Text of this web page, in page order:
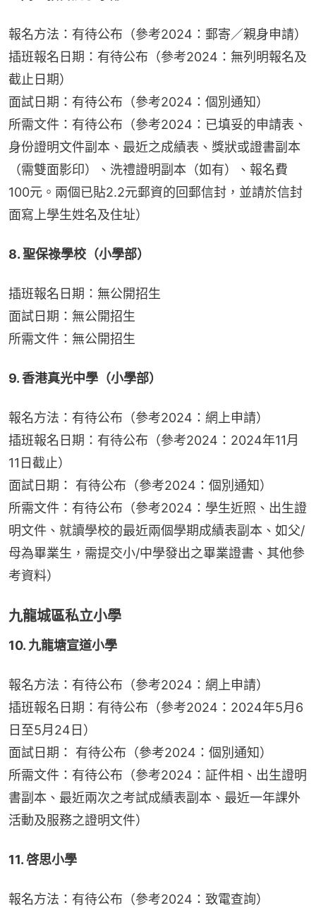
報名方法：有待公布（參考2024：郵寄／親身申請）
插班報名日期：有待公布（參考2024：無列明報名及
截止日期）
面試日期：有待公布（參考2024：個別通知）
所需文件：有待公布（參考2024：已填妥的申請表、
身份證明文件副本、最近之成績表、獎狀或證書副本
（需雙面影印）、洗禮證明副本（如有）、報名費
100元。兩個已貼2.2元郵資的回郵信封，並請於信封
面寫上學生姓名及住址）
8. 聖保祿學校（小學部）
插班報名日期：無公開招生
面試日期：無公開招生
所需文件：無公開招生
9. 香港真光中學（小學部）
報名方法：有待公布（參考2024：網上申請）
插班報名日期：有待公布（參考2024：2024年11月
11日截止）
面試日期： 有待公布（參考2024：個別通知）
所需文件：有待公布（參考2024：學生近照、出生證
明文件、就讀學校的最近兩個學期成績表副本、如父/
母為畢業生，需提交小/中學發出之畢業證書、其他參
考資料）
九龍城區私立小學
10. 九龍塘宣道小學
報名方法：有待公布（參考2024：網上申請）
插班報名日期：有待公布（參考2024：2024年5月6
日至5月24日）
面試日期： 有待公布（參考2024：個別通知）
所需文件：有待公布（參考2024：証件相、出生證明
書副本、最近兩次之考試成績表副本、最近一年課外
活動及服務之證明文件）
11. 啓思小學
報名方法：有待公布（參考2024：致電查詢）